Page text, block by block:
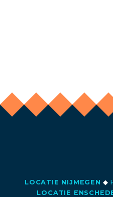
LOCATIE NIJMEGEN ◆
LOCATIE